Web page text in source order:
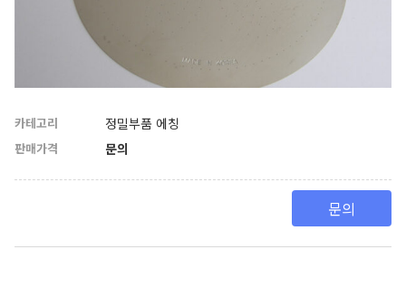
카테고리 정밀부품 에칭
판매가격
문의